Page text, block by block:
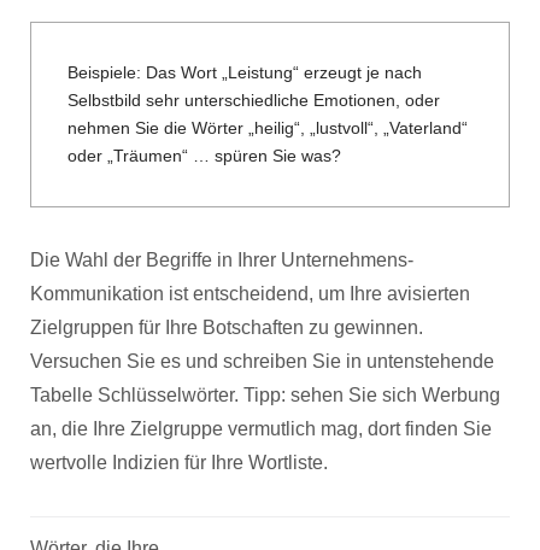
Beispiele: Das Wort „Leistung“ erzeugt je nach
Selbstbild sehr unterschiedliche Emotionen, oder
nehmen Sie die Wörter „heilig“, „lustvoll“, „Vaterland“
oder „Träumen“ … spüren Sie was?
Die Wahl der Begriffe in Ihrer Unternehmens-
Kommunikation ist entscheidend, um Ihre avisierten
Zielgruppen für Ihre Botschaften zu gewinnen.
Versuchen Sie es und schreiben Sie in untenstehende
Tabelle Schlüsselwörter. Tipp: sehen Sie sich Werbung
an, die Ihre Zielgruppe vermutlich mag, dort finden Sie
wertvolle Indizien für Ihre Wortliste.